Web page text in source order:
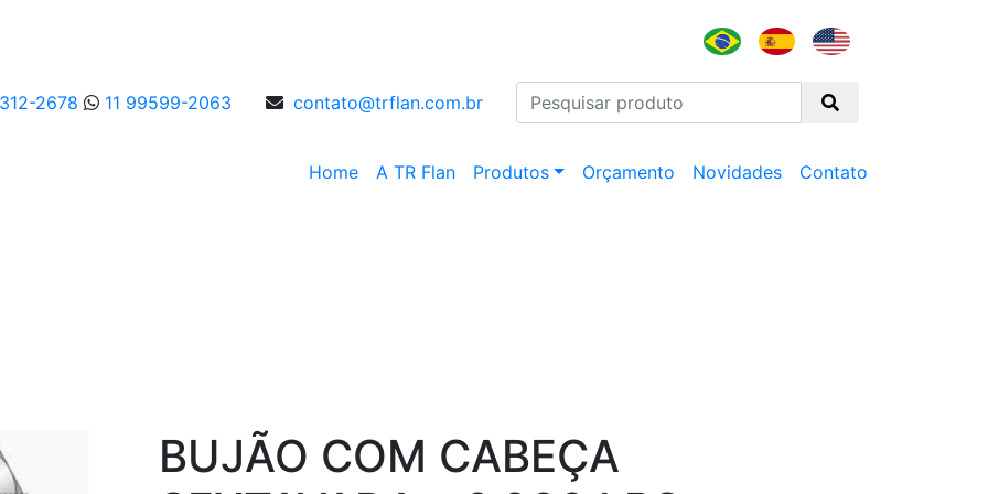
2678 11 99599-2063 contato@trflan.com.br
Home A TR Flan Produtos Orçamento Novidades Contato
BUJÃO COM CABEÇA